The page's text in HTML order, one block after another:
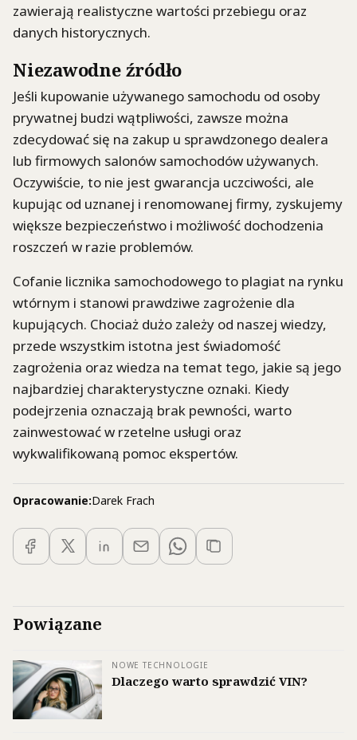
zawierają realistyczne wartości przebiegu oraz
danych historycznych.
Niezawodne źródło
Jeśli kupowanie używanego samochodu od osoby
prywatnej budzi wątpliwości, zawsze można
zdecydować się na zakup u sprawdzonego dealera
lub firmowych salonów samochodów używanych.
Oczywiście, to nie jest gwarancja uczciwości, ale
kupując od uznanej i renomowanej firmy, zyskujemy
większe bezpieczeństwo i możliwość dochodzenia
roszczeń w razie problemów.
Cofanie licznika samochodowego to plagiat na rynku
wtórnym i stanowi prawdziwe zagrożenie dla
kupujących. Chociaż dużo zależy od naszej wiedzy,
przede wszystkim istotna jest świadomość
zagrożenia oraz wiedza na temat tego, jakie są jego
najbardziej charakterystyczne oznaki. Kiedy
podejrzenia oznaczają brak pewności, warto
zainwestować w rzetelne usługi oraz
wykwalifikowaną pomoc ekspertów.
Opracowanie:Darek Frach
Powiązane
NOWE TECHNOLOGIE
Dlaczego warto sprawdzić VIN?